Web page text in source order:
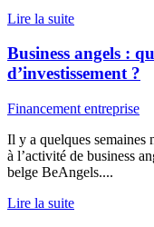
Lire la suite
Business angels :
d’investissement ?
Financement entreprise
Il y a quelques semaines
à l’activité de business
belge BeAngels....
Lire la suite